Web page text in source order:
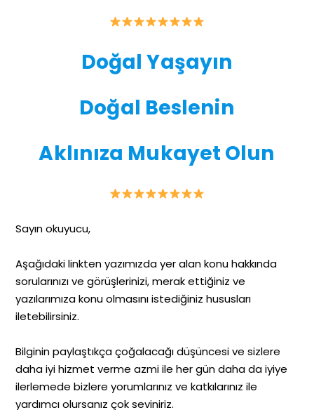
Doğal Yaşayın
Doğal Beslenin
Aklınıza Mukayet Olun
Sayın okuyucu,
Aşağıdaki linkten yazımızda yer alan konu hakkında
sorularınızı ve görüşlerinizi, merak ettiğiniz ve
yazılarımıza konu olmasını istediğiniz hususları
iletebilirsiniz.
Bilginin paylaştıkça çoğalacağı düşüncesi ve sizlere
daha iyi hizmet verme azmi ile her gün daha da iyiye
ilerlemede bizlere yorumlarınız ve katkılarınız ile
yardımcı olursanız çok seviniriz.